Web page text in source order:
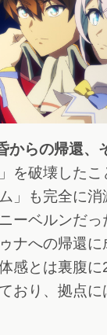
からの帰還、
を破壊した
」も完全に
ーベルンだ
ナへの帰還
感とは裏腹
おり、拠点